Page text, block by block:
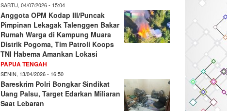
SABTU, 04/07/2026 - 15:04
Anggota OPM Kodap III/Puncak
Pimpinan Lekagak Talenggen Bakar
Rumah Warga di Kampung Muara
Distrik Pogoma, Tim Patroli Koops
TNI Habema Amankan Lokasi
PAPUA TENGAH
SENIN, 13/04/2026 - 16:50
Bareskrim Polri Bongkar Sindikat
Uang Palsu, Target Edarkan Miliaran
Saat Lebaran